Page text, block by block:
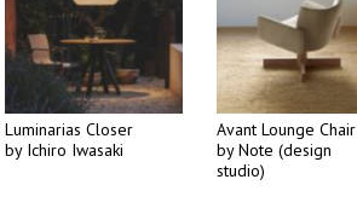
Luminarias Closer
by Ichiro Iwasaki
Avant Lounge Chair
by Note (design
studio)